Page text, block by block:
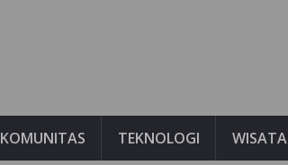
KOMUNITAS TEKNOLOGI WISATA